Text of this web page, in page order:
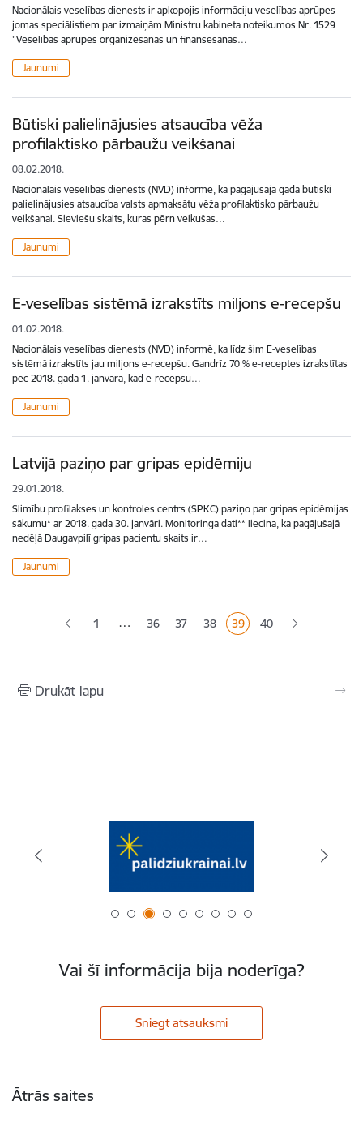
Nacionālais veselības dienests ir apkopojis informāciju veselības aprūpes
jomas speciālistiem par izmaiņām Ministru kabineta noteikumos Nr. 1529
"Veselības aprūpes organizēšanas un finansēšanas…
Jaunumi
Būtiski palielinājusies atsaucība vēža
profilaktisko pārbaužu veikšanai
08.02.2018.
Nacionālais veselības dienests (NVD) informē, ka pagājušajā gadā būtiski
palielinājusies atsaucība valsts apmaksātu vēža profilaktisko pārbaužu
veikšanai. Sieviešu skaits, kuras pērn veikušas…
Jaunumi
E-veselības sistēmā izrakstīts miljons e-recepšu
01.02.2018.
Nacionālais veselības dienests (NVD) informē, ka līdz šim E-veselības
sistēmā izrakstīts jau miljons e-recepšu. Gandrīz 70 % e-receptes izrakstītas
pēc 2018. gada 1. janvāra, kad e-recepšu…
Jaunumi
Latvijā paziņo par gripas epidēmiju
29.01.2018.
Slimību profilakses un kontroles centrs (SPKC) paziņo par gripas epidēmijas
sākumu* ar 2018. gada 30. janvāri. Monitoringa dati** liecina, ka pagājušajā
nedēļā Daugavpilī gripas pacientu skaits ir…
Jaunumi
1 … Lapa
36 Lapa
37 Lapa
38 Pašreizējā lapa
39 Lapa
40
Drukāt lapu
Vai šī informācija bija noderīga?
Sniegt atsauksmi
Ātrās saites